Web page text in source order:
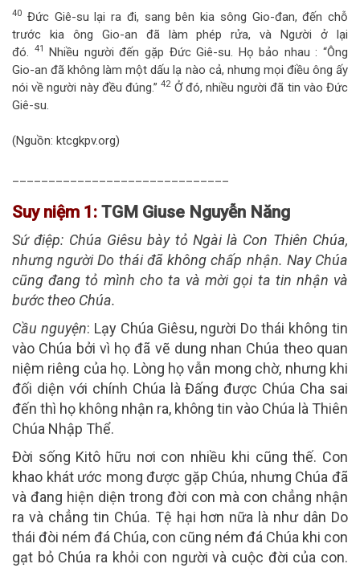
40 Đức Giê-su lại ra đi, sang bên kia sông Gio-đan, đến chỗ
trước kia ông Gio-an đã làm phép rửa, và Người ở lại
đó.
41
Nhiều người đến gặp Đức Giê-su. Họ bảo nhau : “Ông
Gio-an đã không làm một dấu lạ nào cả, nhưng mọi điều ông ấy
nói về người này đều đúng.”42Ở đó, nhiều người đã tin vào Đức
Giê-su.
(Nguồn: ktcgkpv.org)
Suy niệm 1: TGM Giuse Nguyễn Năng
Sứ điệp: Chúa Giêsu bày tỏ Ngài là Con Thiên Chúa,
nhưng người Do thái đã không chấp nhận. Nay Chúa
cũng đang tỏ mình cho ta và mời gọi ta tin nhận và
bước theo Chúa.
Cầu nguyện: Lạy Chúa Giêsu, người Do thái không tin
vào Chúa bởi vì họ đã vẽ dung nhan Chúa theo quan
niệm riêng của họ. Lòng họ vẫn mong chờ, nhưng khi
đối diện với chính Chúa là Đấng được Chúa Cha sai
đến thì họ không nhận ra, không tin vào Chúa là Thiên
Chúa Nhập Thể.
Đời sống Kitô hữu nơi con nhiều khi cũng thế. Con
khao khát ước mong được gặp Chúa, nhưng Chúa đã
và đang hiện diện trong đời con mà con chẳng nhận
ra và chẳng tin Chúa. Tệ hại hơn nữa là như dân Do
thái đòi ném đá Chúa, con cũng ném đá Chúa khi con
gạt bỏ Chúa ra khỏi con người và cuộc đời của con.